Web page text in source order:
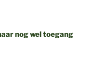
nog wel toegang